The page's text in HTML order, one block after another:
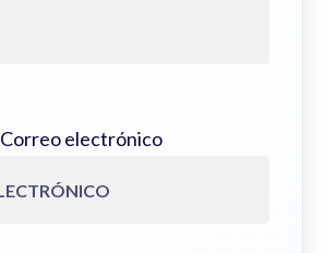
Correo electrónico